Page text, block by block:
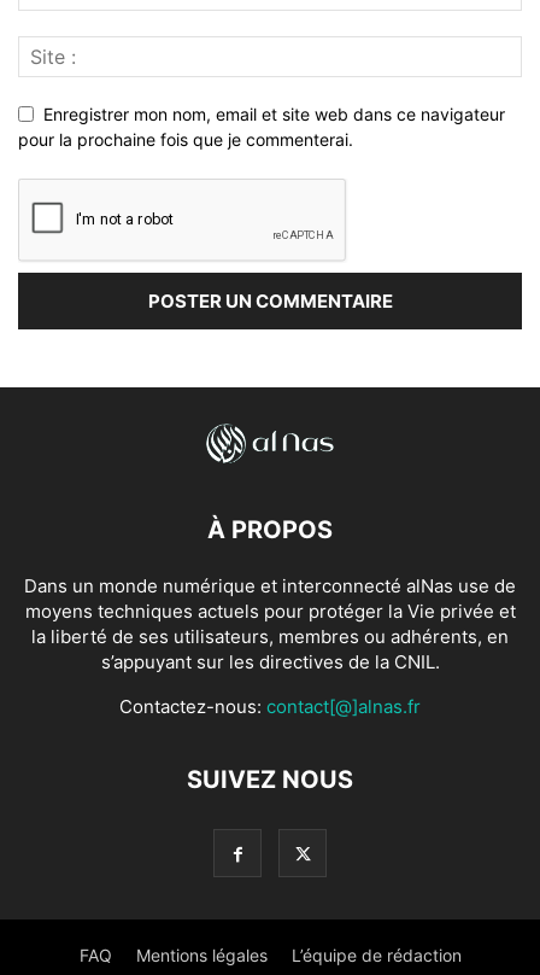
Enregistrer mon nom, email et site web dans ce navigateur
pour la prochaine fois que je commenterai.
À PROPOS
Dans un monde numérique et interconnecté alNas use de
moyens techniques actuels pour protéger la Vie privée et
la liberté de ses utilisateurs, membres ou adhérents, en
s’appuyant sur les directives de la CNIL.
Contactez-nous: contact[@]alnas.fr
SUIVEZ NOUS
FAQ Mentions légales L’équipe de rédaction